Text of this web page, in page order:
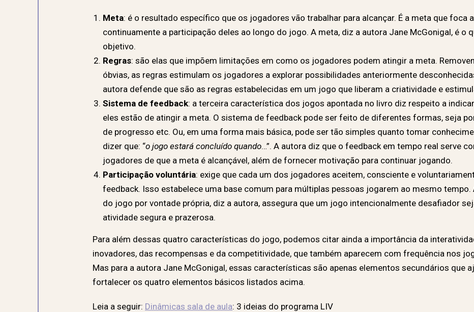
Meta: é o resultado específico que os jogadores vão trabalhar para alcançar. É a meta que foca
continuamente a participação deles ao longo do jogo. A meta, diz a autora Jane McGonigal, é o
objetivo.
Regras: são elas que impõem limitações em como os jogadores podem atingir a meta.
óbvias, as regras estimulam os jogadores a explorar possibilidades anteriormente
autora defende que são as regras estabelecidas em um jogo que liberam a criatividade e
Sistema de feedback: a terceira característica dos jogos apontada no livro diz respeito a
eles estão de atingir a meta. O sistema de feedback pode ser feito de diferentes formas, seja
de progresso etc. Ou, em uma forma mais básica, pode ser tão simples quanto tomar
dizer que: “o jogo estará concluído quando…”. A autora diz que o feedback em tempo real serve
jogadores de que a meta é alcançável, além de fornecer motivação para continuar jogando.
Participação voluntária: exige que cada um dos jogadores aceitem, consciente e
feedback. Isso estabelece uma base comum para múltiplas pessoas jogarem ao mesmo tempo.
do jogo por vontade própria, diz a autora, assegura que um jogo intencionalmente desafiador
atividade segura e prazerosa.
Para além dessas quatro características do jogo, podemos citar ainda a importância da
inovadores, das recompensas e da competitividade, que também aparecem com frequência nos
Mas para a autora Jane McGonigal, essas características são apenas elementos secundários que
fortalecer os quatro elementos básicos listados acima.
Leia a seguir: Dinâmicas sala de aula: 3 ideias do programa LIV